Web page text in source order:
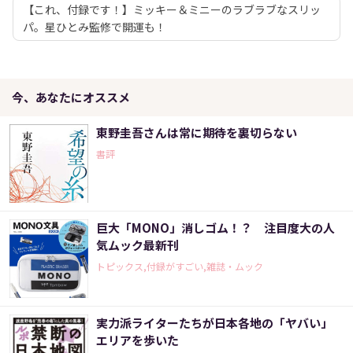
【これ、付録です！】ミッキー＆ミニーのラブラブなスリッ
パ。星ひとみ監修で開運も！
今、あなたにオススメ
東野圭吾さんは常に期待を裏切らない
書評
巨大「MONO」消しゴム！？ 注目度大の人
気ムック最新刊
トピックス,付録がすごい,雑誌・ムック
実力派ライターたちが日本各地の「ヤバい」
エリアを歩いた